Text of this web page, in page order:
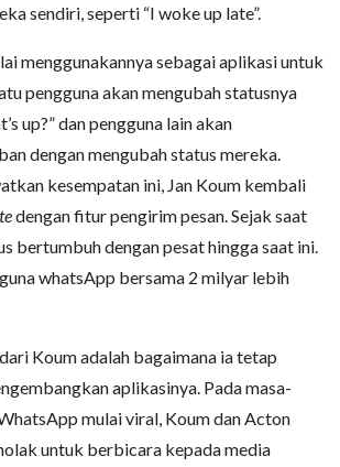
sendiri, seperti “I woke up late”.
menggunakannya sebagai aplikasi untuk
pengguna akan mengubah statusnya
up?” dan pengguna lain akan
dengan mengubah status mereka.
kesempatan ini, Jan Koum kembali
dengan fitur pengirim pesan. Sejak saat
bertumbuh dengan pesat hingga saat ini.
whatsApp bersama 2 milyar lebih
Koum adalah bagaimana ia tetap
aplikasinya. Pada masa-
mulai viral, Koum dan Acton
untuk berbicara kepada media